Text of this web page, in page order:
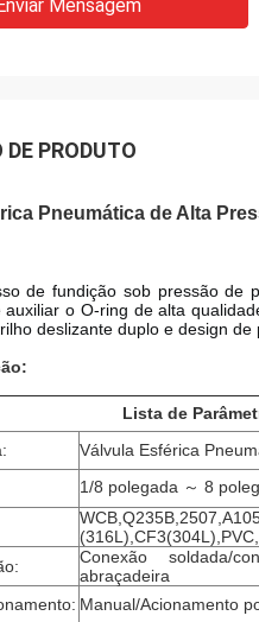
Mensagem
DE PRODUTO
Pneumática de Alta
de fundição sob pressão de
auxiliar o O-ring de alta
deslizante duplo e design
Lista de
Válvula Esférica
1/8 polegada ～ 8
Conexão soldada/
abraçadeira
Manual/Acionamento